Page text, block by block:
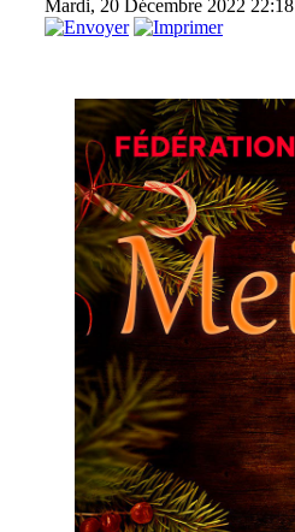
Mardi, 20 Décembre 2022 22:18